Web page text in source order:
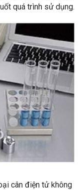
quá trình sử dụng.
cân điện tử không